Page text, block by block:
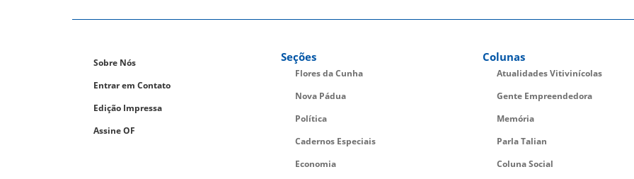
Sobre Nós
Entrar em Contato
Edição Impressa
Assine OF
Seções
Flores da Cunha
Nova Pádua
Política
Cadernos Especiais
Economia
Colunas
Atualidades Vitivinícolas
Gente Empreendedora
Memória
Parla Talian
Coluna Social